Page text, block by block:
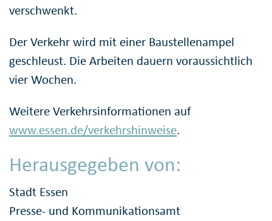
verschwenkt.
Der Verkehr wird mit einer Baustellenampel
geschleust. Die Arbeiten dauern voraussichtlich
vier Wochen.
Weitere Verkehrsinformationen auf
www.essen.de/verkehrshinweise.
Herausgegeben von:
Stadt Essen
Presse- und Kommunikationsamt